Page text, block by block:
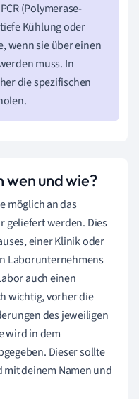
(Polymerase-
Kühlung oder
wenn sie über einen
muss. In
die spezifischen
wen und wie?
möglich an das
geliefert werden. Dies
einer Klinik oder
Laborunternehmens
auch einen
wichtig, vorher die
des jeweiligen
wird in dem
Dieser sollte
deinem Namen und